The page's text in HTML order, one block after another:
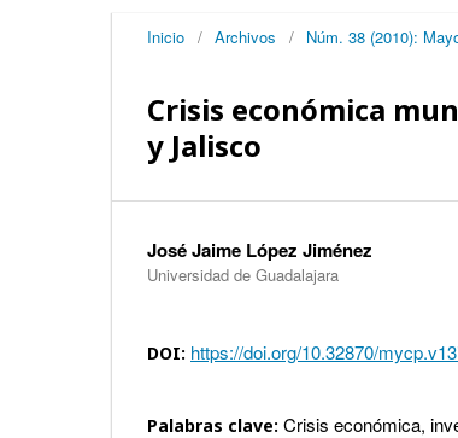
Inicio / Archivos / Núm. 38 (2010):
Crisis económica
y Jalisco
José Jaime López Jiménez
Universidad de Guadalajara
DOI: https://doi.org/10.32870/
Palabras clave: Crisis económica,